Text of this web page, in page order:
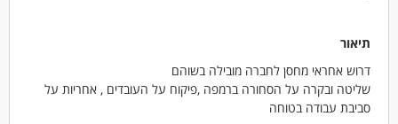
תיאור
דרוש אחראי מחסן לחברה מובילה בשוהם
שליטה ובקרה על הסחורה ברמפה ,פיקוח על העובדים , אחריות על
סביבת עבודה בטוחה